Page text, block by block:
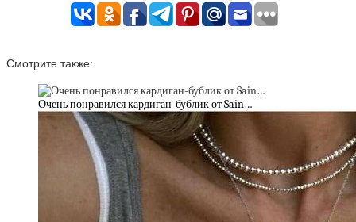
Смотрите также:
Очень понравился кардиган-бублик от Sain…